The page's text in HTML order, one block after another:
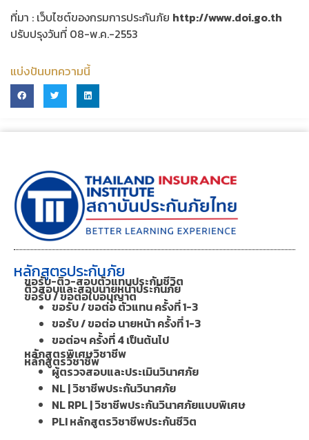
ที่มา : เว็บไซต์ของกรมการประกันภัย http://www.doi.go.th
ปรับปรุงวันที่ 08-พ.ค.-2553
แบ่งปันบทความนี้
หลักสูตรประกันภัย
ขอรับ-ติว-สอบตัวแทนประกันชีวิต
ติวสอบและสอบนายหน้าประกันภัย
ขอรับ / ขอต่อใบอนุญาต
ขอรับ / ขอต่อ ตัวแทน ครั้งที่ 1-3
ขอรับ / ขอต่อ นายหน้า ครั้งที่ 1-3
ขอต่อฯ ครั้งที่ 4 เป็นต้นไป
หลักสูตรพิเศษวิชาชีพ
หลักสูตรวิชาชีพ
ผู้ตรวจสอบและประเมินวินาศภัย
NL | วิชาชีพประกันวินาศภัย
NL RPL | วิชาชีพประกันวินาศภัยแบบพิเศษ
PLI หลักสูตรวิชาชีพประกันชีวิต